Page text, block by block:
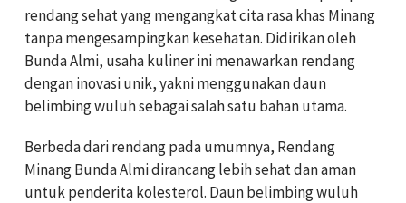
rendang sehat yang mengangkat cita rasa khas Minang
tanpa mengesampingkan kesehatan. Didirikan oleh
Bunda Almi, usaha kuliner ini menawarkan rendang
dengan inovasi unik, yakni menggunakan daun
belimbing wuluh sebagai salah satu bahan utama.
Berbeda dari rendang pada umumnya, Rendang
Minang Bunda Almi dirancang lebih sehat dan aman
untuk penderita kolesterol. Daun belimbing wuluh